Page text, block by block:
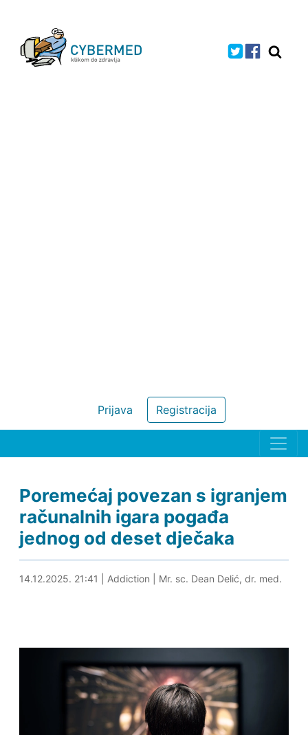
Registracija
Prijava
Poremećaj povezan s igranjem
računalnih igara pogađa
jednog od deset dječaka
14.12.2025. 21:52
14.12.2025. 21:41 Addiction Mr. sc. Dean Delić, dr. med.